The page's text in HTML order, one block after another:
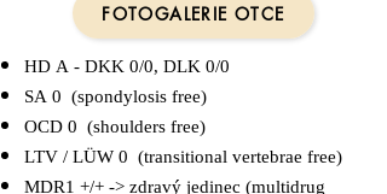
FOTOGALERIE OTCE
HD A - DKK 0/0, DLK 0/0
SA 0 (spondylosis free)
OCD 0 (shoulders free)
LTV / LÜW 0 (transitional vertebrae free)